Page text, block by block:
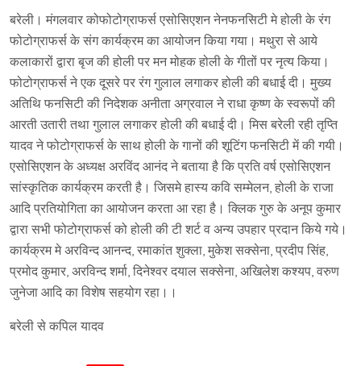
बरेली। मंगलवार कोफोटोग्राफर्स एसोसिएशन नेनफनसिटी मे होली के रंग
फोटोग्राफर्स के संग कार्यक्रम का आयोजन किया गया। मथुरा से आये
कलाकारों द्वारा बृज की होली पर मन मोहक होली के गीतों पर नृत्य किया।
फोटोग्राफर्स ने एक दूसरे पर रंग गुलाल लगाकर होली की बधाई दी। मुख्य
अतिथि फनसिटी की निदेशक अनीता अग्रवाल ने राधा कृष्ण के स्वरूपों की
आरती उतारी तथा गुलाल लगाकर होली की बधाई दी। मिस बरेली रही तृप्ति
यादव ने फोटोग्राफर्स के साथ होली के गानों की शूटिंग फनसिटी में की गयी।
एसोसिएशन के अध्यक्ष अरविंद आनंद ने बताया है कि प्रति वर्ष एसोसिएशन
सांस्कृतिक कार्यक्रम करती है। जिसमे हास्य कवि सम्मेलन, होली के राजा
आदि प्रतियोगिता का आयोजन करता आ रहा है। क्लिक गुरु के अनूप कुमार
द्वारा सभी फोटोग्राफर्स को होली की टी शर्ट व अन्य उपहार प्रदान किये गये।
कार्यक्रम मे अरविन्द आनन्द, रमाकांत शुक्ला, मुकेश सक्सेना, प्रदीप सिंह,
प्रमोद कुमार, अरविन्द शर्मा, दिनेश्वर दयाल सक्सेना, अखिलेश कश्यप, वरुण
जुनेजा आदि का विशेष सहयोग रहा।।
बरेली से कपिल यादव